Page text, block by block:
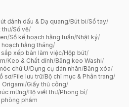
đánh dấu & Dạ quang/Bút bi/Sổ tay/
thư/Sổ vẽ/
/Sổ kế hoạch hằng tuần/Nhật ký/
hoạch hằng tháng/
sắp xếp bàn làm việc/Hộp bút/
/Keo & Chất dính/Băng keo Washi/
chữ U/Dụng cụ dán nhãn/Băng xóa/
sơ/File lưu trữ/Bộ chỉ mục & Phân trang/
Origami/Giấy thủ công/
mừng/Bộ viết thư/Phong bì/
phòng phẩm